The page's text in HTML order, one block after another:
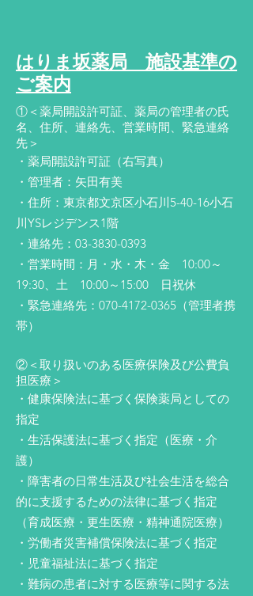
​はりま坂薬局 施設基準の
ご案内
①＜薬局開設許可証、薬局の管理者の氏
名、住所、連絡先、営業時間、緊急連絡
先＞
・薬局開設許可証（右写真）
・管理者：矢田有美
・住所：東京都文京区小石川5-40-16小石
川YSレジデンス1階
・連絡先：03-3830-0393
・営業時間：月・水・木・金 10:00～
19:30、土 10:00～15:00 日祝休
・緊急連絡先：070-4172-0365（管理者携
帯）
​②＜取り扱いのある医療保険及び公費負
担医療＞
・健康保険法に基づく保険薬局としての
指定
・生活保護法に基づく指定（医療・介
護）
・障害者の日常生活及び社会生活を総合
的に支援するための法律に基づく指定
（育成医療・更生医療・精神通院医療）
・労働者災害補償保険法に基づく指定
・児童福祉法に基づく指定
・難病の患者に対する医療等に関する法